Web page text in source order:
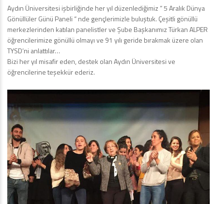
Aydın Üniversitesi işbirliğinde her yıl düzenlediğimiz “ 5 Aralık Dünya
Gönüllüler Günü Paneli “ nde gençlerimizle buluştuk. Çeşitli gönüllü
merkezlerinden katılan panelistler ve Şube Başkanımız Türkan ALPER
öğrencilerimize gönüllü olmayı ve 91 yılı geride bırakmak üzere olan
TYSD’ni anlattılar…
Bizi her yıl misafir eden, destek olan Aydın Üniversitesi ve
öğrencilerine teşekkür ederiz.